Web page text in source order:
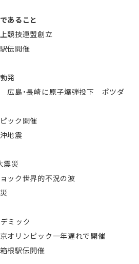
あること
競技連盟創立
伝開催
発
島・長崎に原子爆弾投下 ポツダ
ック開催
地震
震災
ック世界的不況の波
ミック
オリンピック一年遅れで開催
根駅伝開催